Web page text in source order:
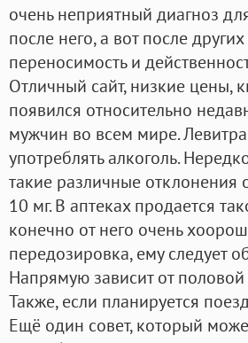
очень неприятный диагноз
после него, а вот после
переносимость и
Отличный сайт, низкие цены,
появился относительно
мужчин во всем мире.
употреблять алкоголь.
такие различные
10 мг. В аптеках продается
конечно от него очень
передозировка, ему следует
Напрямую зависит от
Также, если планируется
Ещё один совет, который